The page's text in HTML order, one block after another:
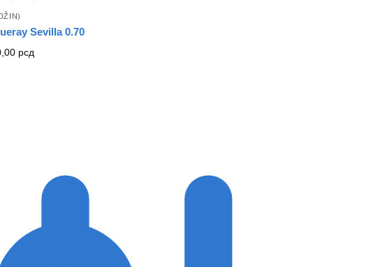
Sevilla 0.70
рсд